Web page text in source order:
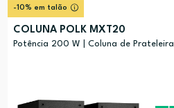
-10% em talão
COLUNA POLK MXT20
Potência 200 W | Coluna de Prateleira